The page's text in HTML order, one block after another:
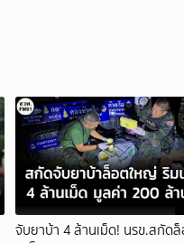
จับยาบ้า 4 ล้านเม็ด! นรข.สกัด